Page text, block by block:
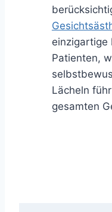
einzigartige
Patienten,
Lächeln
gesamten